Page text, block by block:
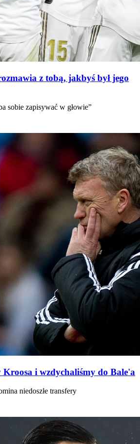
z tobą, jakbyś był jego
sobie zapisywać w głowie”
Kroosa i wzdychaliśmy do Bale'a
niedoszłe transfery